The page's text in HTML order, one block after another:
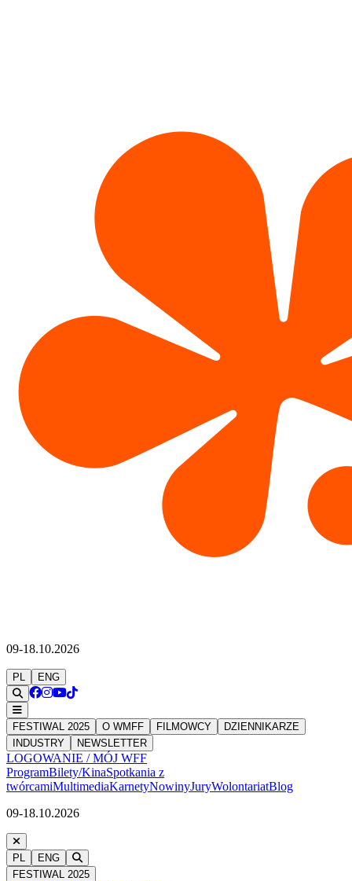
09-18.10.2026
PL ENG
FESTIWAL 2025 O WMFF FILMOWCY
DZIENNIKARZE
INDUSTRY
NEWSLETTER
LOGOWANIE / MÓJ WFF
ProgramBilety/KinaSpotkania z
twórcamiMultimediaKarnetyNowinyJuryWolontariatBlog
09-18.10.2026
PL
ENG
FESTIWAL 2025